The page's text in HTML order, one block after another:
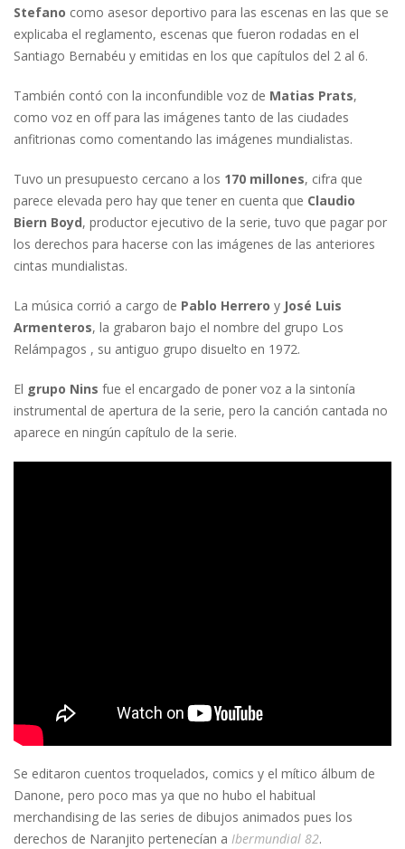
Stefano como asesor deportivo para las escenas en las que se
explicaba el reglamento, escenas que fueron rodadas en el
Santiago Bernabéu y emitidas en los que capítulos del 2 al 6.
También contó con la inconfundible voz de Matias Prats,
como voz en off para las imágenes tanto de las ciudades
anfitrionas como comentando las imágenes mundialistas.
Tuvo un presupuesto cercano a los 170 millones, cifra que
parece elevada pero hay que tener en cuenta que Claudio
Biern Boyd, productor ejecutivo de la serie, tuvo que pagar por
los derechos para hacerse con las imágenes de las anteriores
cintas mundialistas.
La música corrió a cargo de Pablo Herrero y José Luis
Armenteros, la grabaron bajo el nombre del grupo Los
Relámpagos , su antiguo grupo disuelto en 1972.
El grupo Nins fue el encargado de poner voz a la sintonía
instrumental de apertura de la serie, pero la canción cantada no
aparece en ningún capítulo de la serie.
Se editaron cuentos troquelados, comics y el mítico álbum de
Danone, pero poco mas ya que no hubo el habitual
merchandising de las series de dibujos animados pues los
derechos de Naranjito pertenecían a Ibermundial 82.